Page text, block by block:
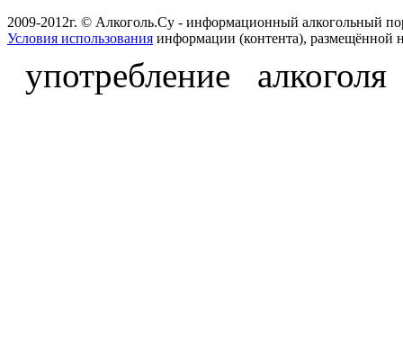
2009-2012г. © Алкоголь.Су - информационный алкогольный
Условия использования информации (контента), размещённой
употребление